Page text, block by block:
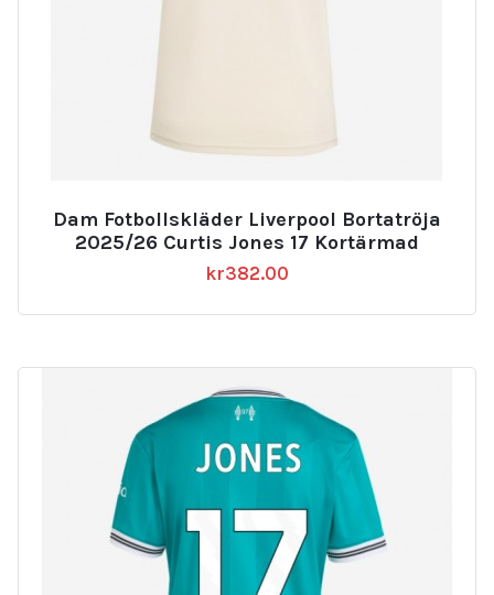
Dam Fotbollskläder Liverpool Bortatröja
2025/26 Curtis Jones 17 Kortärmad
kr382.00